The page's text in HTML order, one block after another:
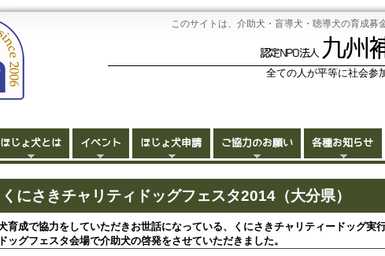
このサイトは、介助犬・盲導犬・聴導犬の育成募
認定NPO法人 九州
全ての人が平等に社会参
ほじょ犬とは イベント ほじょ犬申請 ご協力のお願い 各種お知らせ
にさきチャリティドッグフェスタ2014（大分県）
育成で協力をしていただきお世話になっている、くにさきチャリティードッグ実
ッグフェスタ会場で介助犬の啓発をさせていただきました。